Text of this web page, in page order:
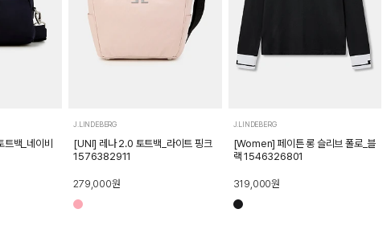
백_네이비
J.LINDEBERG
[UNI] 레나 2.0 토트백_라이트 핑크
1576382911
279,000원
J.LINDEBERG
[Women] 페이튼 롱 슬리브 폴로_블
랙 1546326801
319,000원